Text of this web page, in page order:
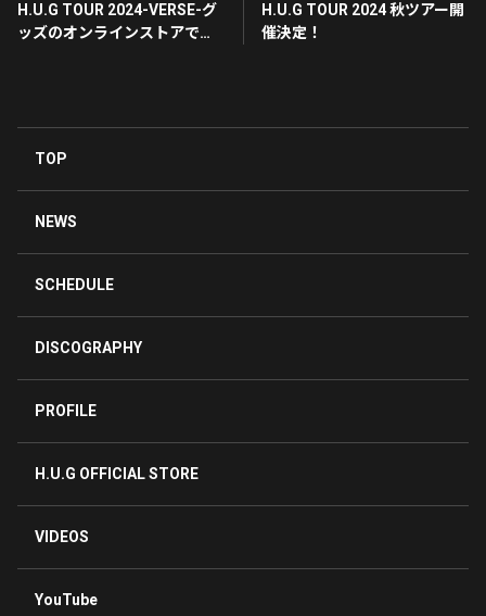
H.U.G TOUR 2024-VERSE-グ
ッズのオンラインストアでの
H.U.G TOUR 2024 秋ツアー開
催決定！
TOP
NEWS
SCHEDULE
DISCOGRAPHY
PROFILE
H.U.G OFFICIAL STORE
VIDEOS
YouTube